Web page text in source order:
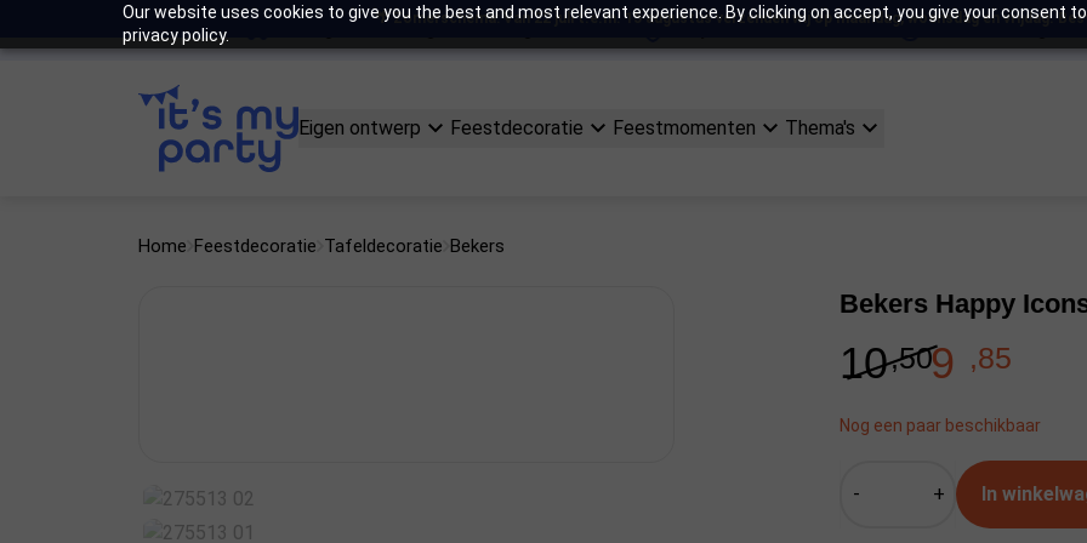
Our website uses cookies to give you the best and most relevant experience. By clicking on accept, you give your consent
privacy policy.
🌴 Zomerschema: Van 22 juli t.e.m. 15 augustus verzenden wij op maandag, woensdag en vrijdag.
in eigen atelier
Eigen ontwerp Feestdecoratie Feestmomenten Thema's
Home Feestdecoratie Tafeldecoratie Bekers
Bekers Happy
10,509 ,85
Nog een paar beschikbaar
- + In